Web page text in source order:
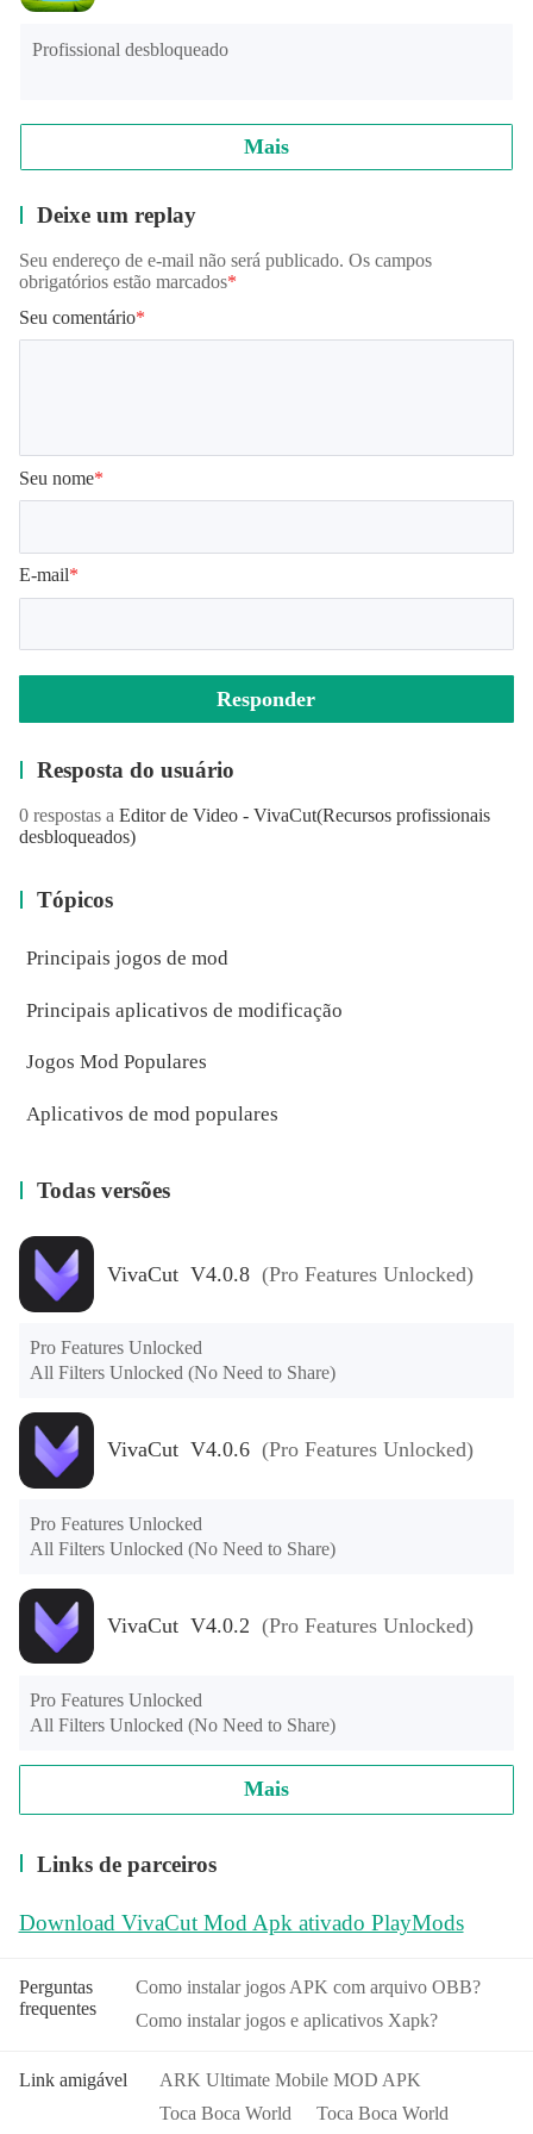
horas antes do final do período atual.
Profissional desbloqueado
Mais
Deixe um replay
Seu endereço de e-mail não será publicado. Os campos
obrigatórios estão marcados*
Seu comentário*
Seu nome*
E-mail*
Responder
Resposta do usuário
0 respostas a Editor de Video - VivaCut(Recursos profissionais
desbloqueados)
Tópicos
Principais jogos de mod
Principais aplicativos de modificação
Jogos Mod Populares
Aplicativos de mod populares
Todas versões
VivaCut V4.0.8 (Pro Features Unlocked)
Pro Features Unlocked
All Filters Unlocked (No Need to Share)
VivaCut V4.0.6 (Pro Features Unlocked)
Pro Features Unlocked
All Filters Unlocked (No Need to Share)
VivaCut V4.0.2 (Pro Features Unlocked)
Pro Features Unlocked
All Filters Unlocked (No Need to Share)
Mais
Links de parceiros
Download VivaCut Mod Apk ativado PlayMods
Perguntas
frequentes
Como instalar jogos APK com arquivo OBB?
Como instalar jogos e aplicativos Xapk?
Link amigável
ARK Ultimate Mobile MOD APK
Toca Boca World
Toca Boca World